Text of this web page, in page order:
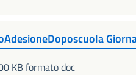
KB formato doc